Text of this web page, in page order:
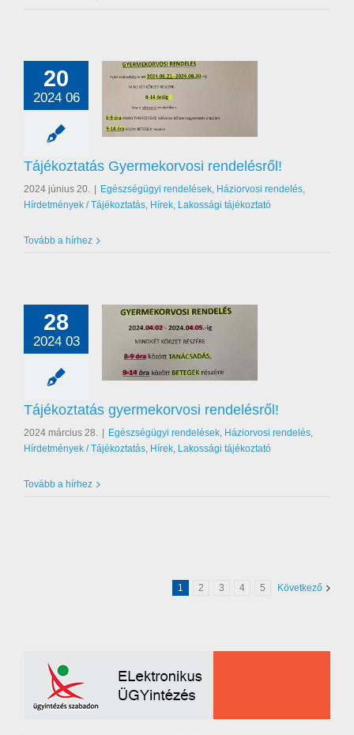
20
2024 06
Gyermekorvosi
rendelések
rendelés
/ Tájékoztatás
tájékoztató
Tájékoztatás Gyermekorvosi rendelésről!
2024 június 20. Egészségügyi rendelések, Háziorvosi rendelés,
Hírdetmények / Tájékoztatás, Hírek, Lakossági tájékoztató
Tovább a hírhez
28
2024 03
gyermekorvosi
rendelések
rendelés
/ Tájékoztatás
tájékoztató
Tájékoztatás gyermekorvosi rendelésről!
2024 március 28. Egészségügyi rendelések, Háziorvosi rendelés,
Hírdetmények / Tájékoztatás, Hírek, Lakossági tájékoztató
Tovább a hírhez
1 2 3 4 5 Következő